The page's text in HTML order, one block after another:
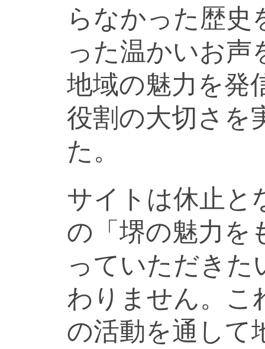
らなかった歴史
った温かいお声
地域の魅力を発
役割の大切さを
た。
サイトは休止と
の「堺の魅力を
っていただきた
わりません。こ
の活動を通して